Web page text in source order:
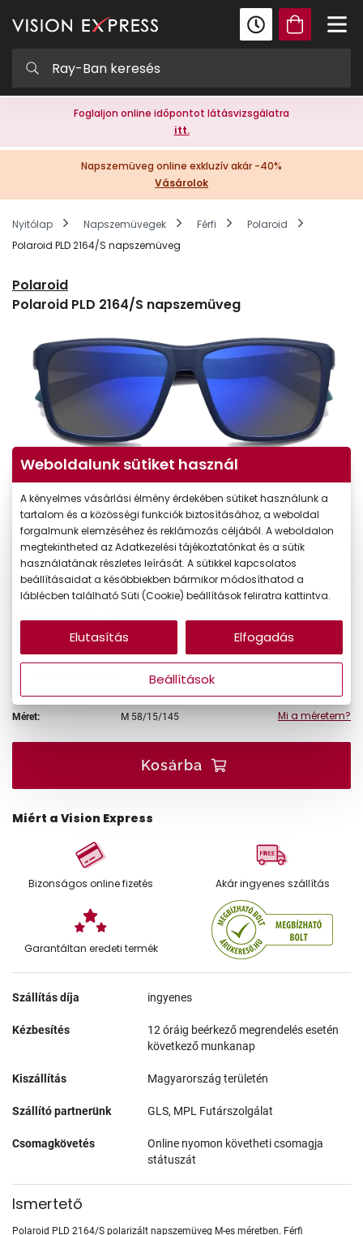
Foglaljon online időpontot látásvizsgálatra
itt.
Napszemüveg online exkluzív akár -40%
Vásárolok
Nyitólap Napszemüvegek Férfi
Polaroid
Polaroid PLD 2164/S napszemüveg
Polaroid
Polaroid PLD 2164/S napszemüveg
26.590 Ft
Online megvásárolható
Készleten
Méret: M 58/15/145 Mi a méretem?
Kosárba
Miért a Vision Express
Bizonságos online fizetés Akár ingyenes szállítás
Garantáltan eredeti termék
Szállítás díja ingyenes
Kézbesítés
12 óráig beérkező megrendelés esetén
következő munkanap
Kiszállítás Magyarország területén
Szállító partnerünk GLS, MPL Futárszolgálat
Csomagkövetés
Online nyomon követheti csomagja
státuszát
Ismertető
Polaroid PLD 2164/S polarizált napszemüveg M-es méretben. Férfi
Weboldalunk sütiket használ
A kényelmes vásárlási élmény érdekében sütiket használunk a
tartalom és a közösségi funkciók biztosításához, a weboldal
forgalmunk elemzéséhez és reklámozás céljából. A weboldalon
megtekintheted az Adatkezelési tájékoztatónkat és a sütik
használatának részletes leírását. A sütikkel kapcsolatos
beállításaidat a későbbiekben bármikor módosíthatod a
láblécben található Süti (Cookie) beállítások feliratra kattintva.
Beállítások
Elutasítás Elfogadás